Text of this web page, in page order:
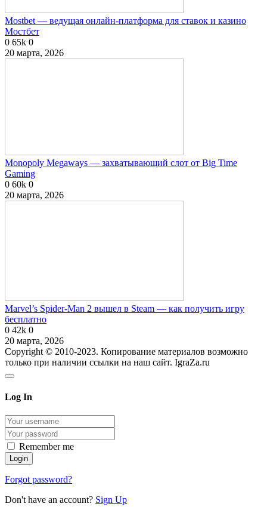
Mostbet — ведущая онлайн-платформа для ставок и казино
Мостбет
0 65k 0
20 марта, 2026
Monopoly Megaways — захватывающий слот от Big Time
Gaming
0 60k 0
20 марта, 2026
Marvel’s Spider-Man 2 вышел в Steam — как получить игру
бесплатно
0 42k 0
20 марта, 2026
Copyright © 2010-2023. Копирование материалов возможно
только при наличии ссылки на наш сайт. IgraZa.ru
Log In
Remember me
Forgot password?
Don't have an account? Sign Up